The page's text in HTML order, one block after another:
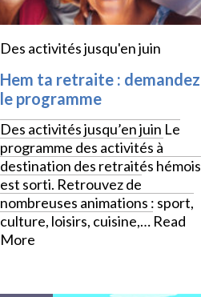
Des activités jusqu'en juin
Hem ta retraite : demandez
le programme
Des activités jusqu’en juin Le
programme des activités à
destination des retraités hémois
est sorti. Retrouvez de
nombreuses animations : sport,
culture, loisirs, cuisine,… Read
More